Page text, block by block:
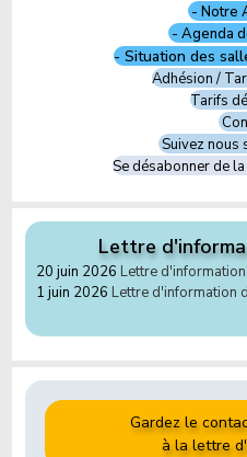
- Notre
- Agenda
- Situation des
Adhésion /
Tarifs
Suivez nous
Se désabonner de
Lettre
20 juin 2026 Lettre
1 juin 2026 Lettre d'information
Gardez le
à la lettre